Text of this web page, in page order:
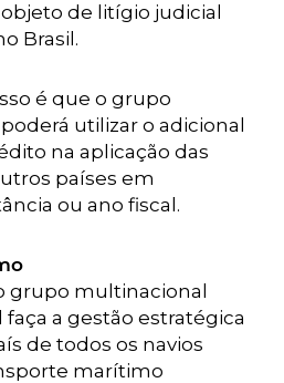
de litígio judicial
Brasil.
é que o grupo
utilizar o adicional
na aplicação das
países em
ou ano fiscal.
grupo multinacional
faça a gestão estratégica
de todos os navios
marítimo